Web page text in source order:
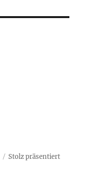
Stolz präsentiert